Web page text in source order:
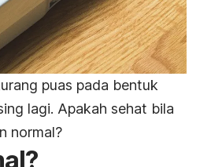
puas pada bentuk
lagi. Apakah sehat bila
normal?